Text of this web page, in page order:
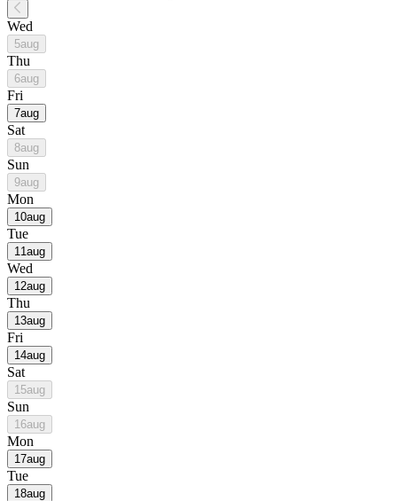
Wed
5aug
Thu
6aug
Fri
7aug
Sat
8aug
Sun
9aug
Mon
10aug
Tue
11aug
Wed
12aug
Thu
13aug
Fri
14aug
Sat
15aug
Sun
16aug
Mon
17aug
Tue
18aug